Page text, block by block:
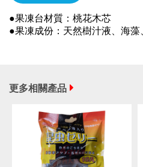
●果凍台材質：桃花木芯
●果凍成份：天然樹汁液、海
更多相關產品